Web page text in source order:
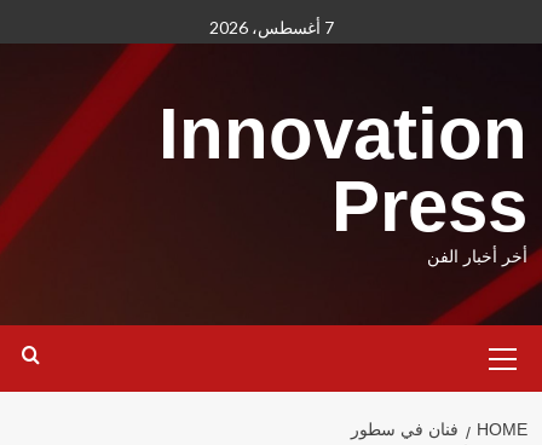
to
7 أغسطس، 2026
Innovation
Press
أخر أخبار الفن
Menu
HOME
فنان في سطور